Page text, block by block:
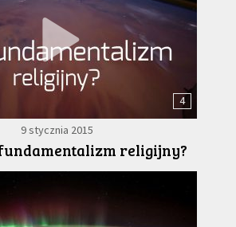
4
9 stycznia 2015
religijny?